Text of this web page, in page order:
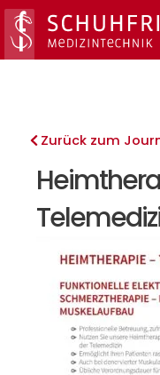
Zum
Inhalt
springen
Zurück zum